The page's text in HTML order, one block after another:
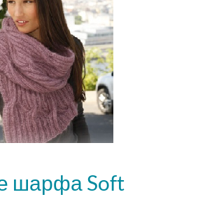
шарфа Soft